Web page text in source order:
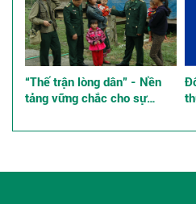
“Thế trận lòng dân” - Nền
tảng vững chắc cho sự
Tổ quốc ở các tỉnh, thành